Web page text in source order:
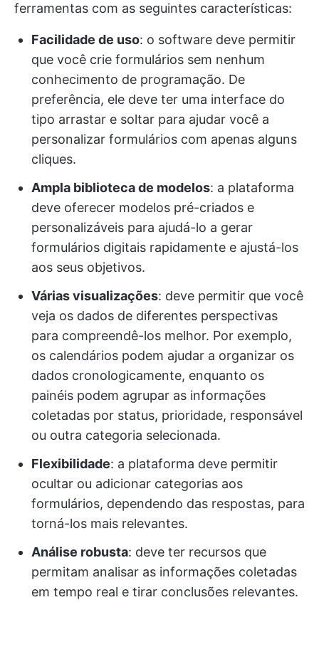
ferramentas com as seguintes características:
Facilidade de uso: o software deve permitir
que você crie formulários sem nenhum
conhecimento de programação. De
preferência, ele deve ter uma interface do
tipo arrastar e soltar para ajudar você a
personalizar formulários com apenas alguns
cliques.
Ampla biblioteca de modelos: a plataforma
deve oferecer modelos pré-criados e
personalizáveis para ajudá-lo a gerar
formulários digitais rapidamente e ajustá-los
aos seus objetivos.
Várias visualizações: deve permitir que você
veja os dados de diferentes perspectivas
para compreendê-los melhor. Por exemplo,
os calendários podem ajudar a organizar os
dados cronologicamente, enquanto os
painéis podem agrupar as informações
coletadas por status, prioridade, responsável
ou outra categoria selecionada.
Flexibilidade: a plataforma deve permitir
ocultar ou adicionar categorias aos
formulários, dependendo das respostas, para
torná-los mais relevantes.
Análise robusta: deve ter recursos que
permitam analisar as informações coletadas
em tempo real e tirar conclusões relevantes.